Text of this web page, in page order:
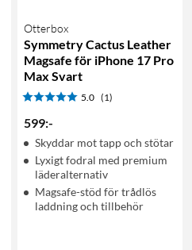
Otterbox
Symmetry Cactus Leather
Magsafe för iPhone 17 Pro
Max Svart
5.0 (1)
599:-
Skyddar mot tapp och stötar
Lyxigt fodral med premium
läderalternativ
Magsafe-stöd för trådlös
laddning och tillbehör